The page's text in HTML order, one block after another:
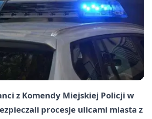
z Komendy Miejskiej Policji w
procesje ulicami miasta z